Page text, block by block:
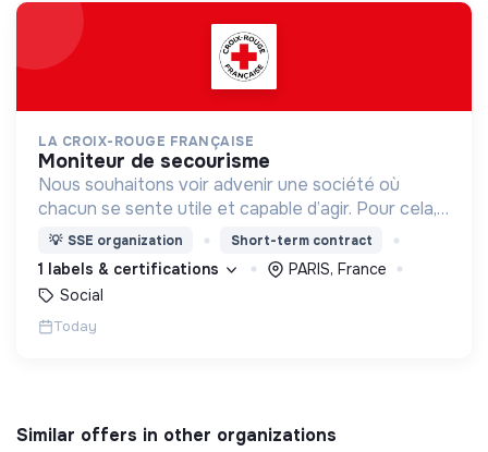
LA CROIX-ROUGE FRANÇAISE
moniteur de secourisme
Nous souhaitons voir advenir une société où
chacun se sente utile et capable d’agir. Pour cela,
nous proposons des moyens et des lieux
d’engagement innovants et adaptés à tous.
💡 SSE organization Short-term contract
1 labels & certifications
PARIS, France
Social
Today
Similar offers in other organizations